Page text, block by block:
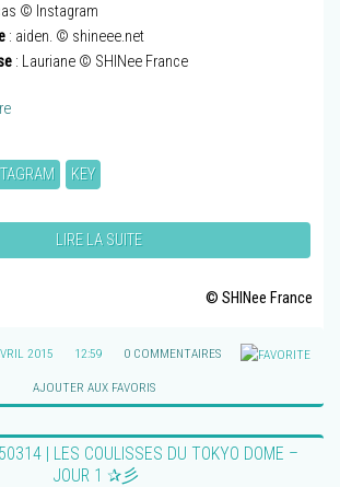
© Instagram
: aiden. © shineee.net
: Lauriane © SHINee France
KEY
LIRE LA SUITE
© SHINee France
2015 12:59 0 COMMENTAIRES
AJOUTER AUX FAVORIS
| LES COULISSES DU TOKYO DOME –
JOUR 1 ✰彡